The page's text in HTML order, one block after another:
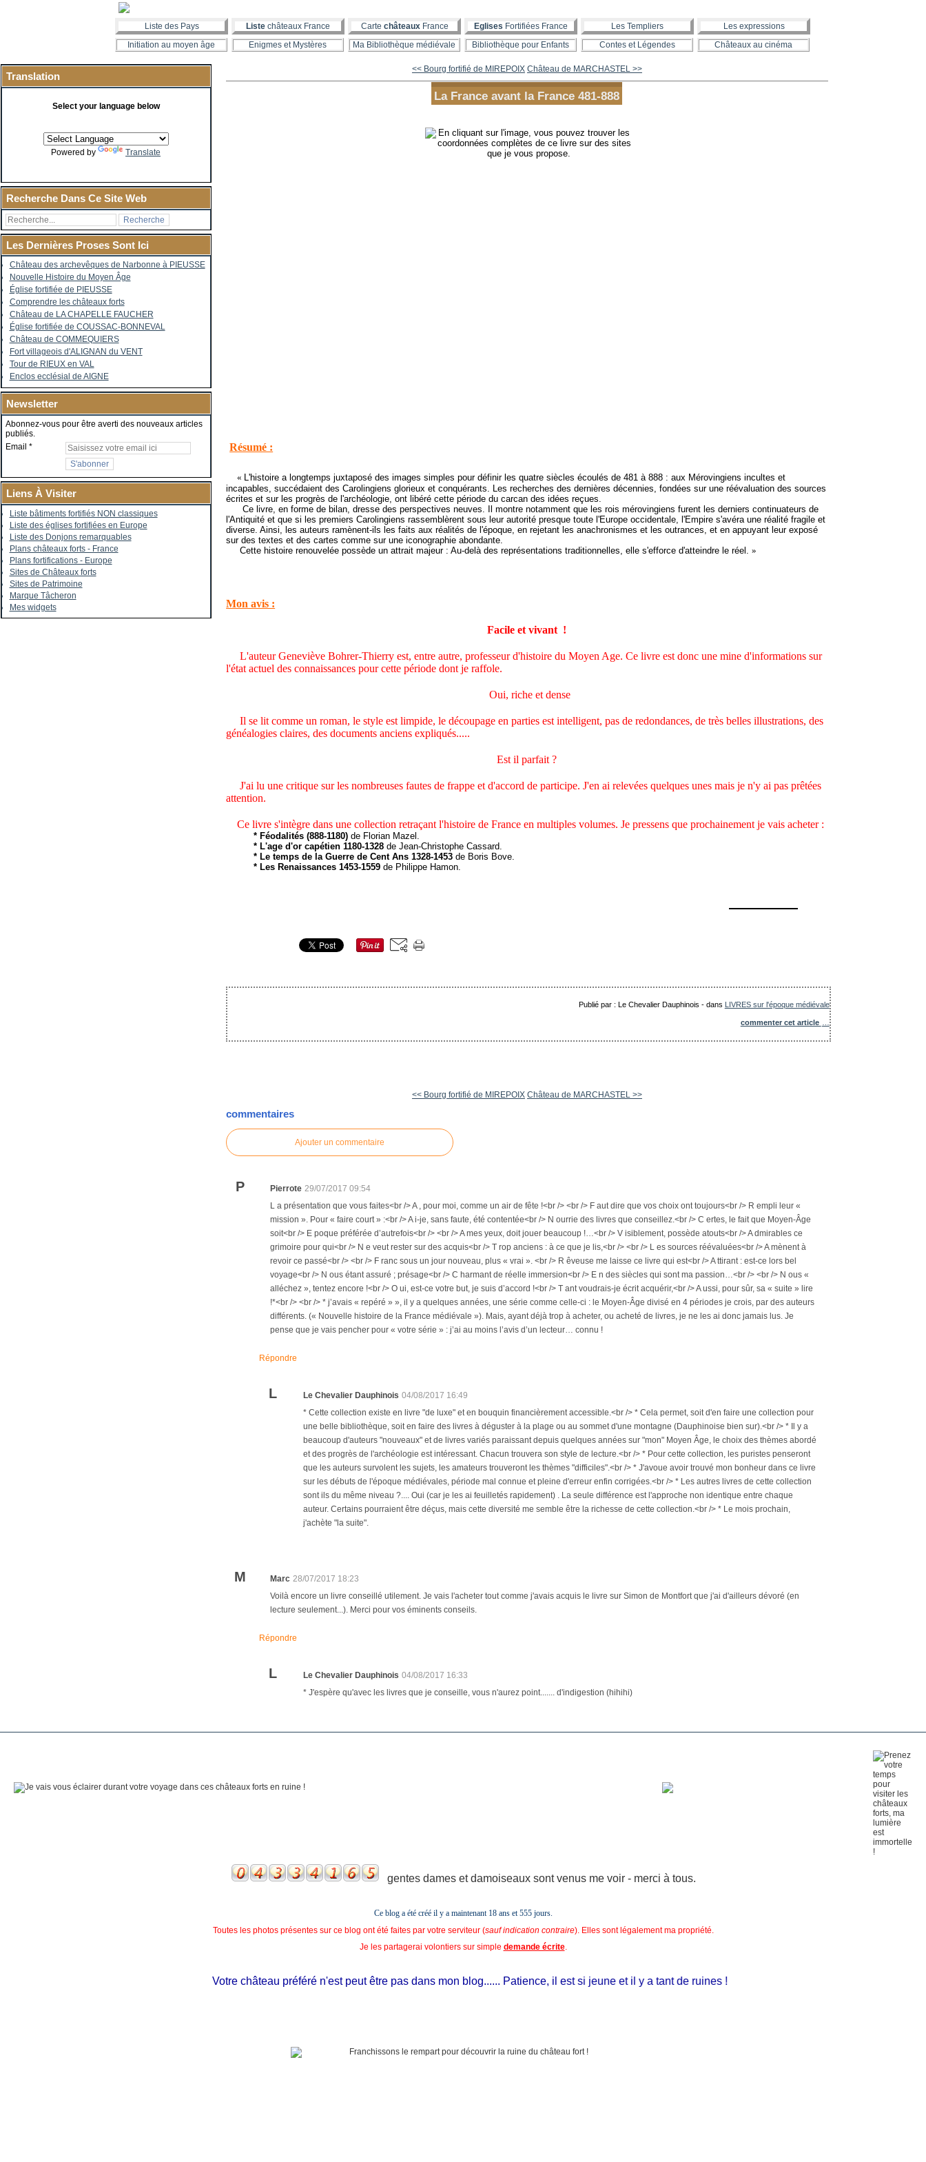
Liste des Pays Liste châteaux France Carte châteauxFrance Eglises Fortifiées France Les Templiers
Les expressions
Initiation au moyen âge
Enigmes et Mystères Ma Bibliothèque médiévale Bibliothèque pour Enfants Contes et Légendes Châteaux au cinéma
Translation
Select your language below
Powered by Translate
Recherche Dans Ce Site Web
Les Dernières Proses Sont Ici
Château des archevêques de Narbonne à PIEUSSE
Nouvelle Histoire du Moyen Âge
Église fortifiée de PIEUSSE
Comprendre les châteaux forts
Château de LA CHAPELLE FAUCHER
Église fortifiée de COUSSAC-BONNEVAL
Château de COMMEQUIERS
Fort villageois d'ALIGNAN du VENT
Tour de RIEUX en VAL
Enclos ecclésial de AIGNE
Newsletter
Abonnez-vous pour être averti des nouveaux articles
publiés.
Email
Liens À Visiter
Liste bâtiments fortifiés NON classiques
Liste des églises fortifiées en Europe
Liste des Donjons remarquables
Plans châteaux forts - France
Plans fortifications - Europe
Sites de Châteaux forts
Sites de Patrimoine
Marque Tâcheron
Mes widgets
<< Bourg fortifié de MIREPOIX Château de MARCHASTEL >>
La France avant la France 481-888
Résumé :
«
L'histoire a longtemps juxtaposé des images simples pour définir les quatre siècles écoulés de 481 à 888 : aux Mérovingiens incultes et
incapables, succédaient des Carolingiens glorieux et conquérants. Les recherches des dernières décennies, fondées sur une réévaluation des sources
écrites et sur les progrès de l'archéologie, ont libéré cette période du carcan des idées reçues.
Ce livre, en forme de bilan, dresse des perspectives neuves. Il montre notamment que les rois mérovingiens furent les derniers continuateurs de
l'Antiquité et que si les premiers Carolingiens rassemblèrent sous leur autorité presque toute l'Europe occidentale, l'Empire s'avéra une réalité fragile et
diverse. Ainsi, les auteurs ramènent-ils les faits aux réalités de l'époque, en rejetant les anachronismes et les outrances, et en appuyant leur exposé
sur des textes et des cartes comme sur une iconographie abondante.
Cette histoire renouvelée possède un attrait majeur : Au-delà des représentations traditionnelles, elle s'efforce d'atteindre le réel.»
Mon avis :
Facile et vivant !
L'auteur Geneviève Bohrer-Thierry est, entre autre, professeur d'histoire du Moyen Age. Ce livre est donc une mine d'informations sur
l'état actuel des connaissances pour cette période dont je raffole.
Oui, riche et dense
Il se lit comme un roman, le style est limpide, le découpage en parties est intelligent, pas de redondances, de très belles illustrations, des
généalogies claires, des documents anciens expliqués.....
Est il parfait ?
J'ai lu une critique sur les nombreuses fautes de frappe et d'accord de participe. J'en ai relevées quelques unes mais je n'y ai pas prêtées
attention.
Ce livre s'intègre dans une collection retraçant l'histoire de France en multiples volumes. Je pressens que prochainement je vais acheter :
* Féodalités (888-1180) de Florian Mazel.
* L'age d'or capétien 1180-1328 de Jean-Christophe Cassard.
* Le temps de la Guerre de Cent Ans 1328-1453 de Boris Bove.
* Les Renaissances 1453-1559 de Philippe Hamon.
Publié par : Le Chevalier Dauphinois -dans LIVRES sur l'époque médiévale
commenter cet article
<< Bourg fortifié de MIREPOIX Château de MARCHASTEL >>
commentaires
Ajouter un commentaire
P Pierrote 29/07/2017 09:54
L a présentation que vous faites<br /> A , pour moi, comme un air de fête !<br /> <br /> F aut dire que vos choix ont toujours<br /> R empli leur «
mission ». Pour « faire court » :<br /> A i-je, sans faute, été contentée<br /> N ourrie des livres que conseillez.<br /> C ertes, le fait que Moyen-Âge
soit<br /> E poque préférée d’autrefois<br /> <br /> A mes yeux, doit jouer beaucoup !…<br /> V isiblement, possède atouts<br /> A dmirables ce
grimoire pour qui<br /> N e veut rester sur des acquis<br /> T rop anciens : à ce que je lis,<br /> <br /> L es sources réévaluées<br /> A mènent à
revoir ce passé<br /> <br /> F ranc sous un jour nouveau, plus « vrai ». <br /> R êveuse me laisse ce livre qui est<br /> A ttirant : est-ce lors bel
voyage<br /> N ous étant assuré ; présage<br /> C harmant de réelle immersion<br /> E n des siècles qui sont ma passion…<br /> <br /> N ous «
alléchez », tentez encore !<br /> O ui, est-ce votre but, je suis d’accord !<br /> T ant voudrais-je écrit acquérir,<br /> A ussi, pour sûr, sa « suite » lire
!*<br /> <br /> * j’avais « repéré » », il y a quelques années, une série comme celle-ci : le Moyen-Âge divisé en 4 périodes je crois, par des auteurs
différents. (« Nouvelle histoire de la France médiévale »). Mais, ayant déjà trop à acheter, ou acheté de livres, je ne les ai donc jamais lus. Je
pense que je vais pencher pour « votre série » : j’ai au moins l’avis d’un lecteur… connu !
Répondre
L Le Chevalier Dauphinois 04/08/2017 16:49
* Cette collection existe en livre "de luxe" et en bouquin financièrement accessible.<br /> * Cela permet, soit d'en faire une collection pour
une belle bibliothèque, soit en faire des livres à déguster à la plage ou au sommet d'une montagne (Dauphinoise bien sur).<br /> * Il y a
beaucoup d'auteurs "nouveaux" et de livres variés paraissant depuis quelques années sur "mon" Moyen Âge, le choix des thèmes abordé
et des progrès de l'archéologie est intéressant. Chacun trouvera son style de lecture.<br /> * Pour cette collection, les puristes penseront
que les auteurs survolent les sujets, les amateurs trouveront les thèmes "difficiles".<br /> * J'avoue avoir trouvé mon bonheur dans ce livre
sur les débuts de l'époque médiévales, période mal connue et pleine d'erreur enfin corrigées.<br /> * Les autres livres de cette collection
sont ils du même niveau ?.... Oui (car je les ai feuilletés rapidement) . La seule différence est l'approche non identique entre chaque
auteur. Certains pourraient être déçus, mais cette diversité me semble être la richesse de cette collection.<br /> * Le mois prochain,
j'achète "la suite".
M Marc 28/07/2017 18:23
Voilà encore un livre conseillé utilement. Je vais l'acheter tout comme j'avais acquis le livre sur Simon de Montfort que j'ai d'ailleurs dévoré (en
lecture seulement...). Merci pour vos éminents conseils.
Répondre
L Le Chevalier Dauphinois 04/08/2017 16:33
* J'espère qu'avec les livres que je conseille, vous n'aurez point....... d'indigestion (hihihi)
gentes dames et damoiseaux sont venus me voir - merci à tous.
Ce blog a été créé il y a maintenant 18 ans et 555 jours.
Toutes les photos présentes sur ce blog ont été faites par votre serviteur (sauf indication contraire). Elles sont légalement ma propriété.
Je les partagerai volontiers sur simple demande écrite.
Votre château préféré n'est peut être pas dans mon blog...... Patience, il est si jeune et il y a tant de ruines !